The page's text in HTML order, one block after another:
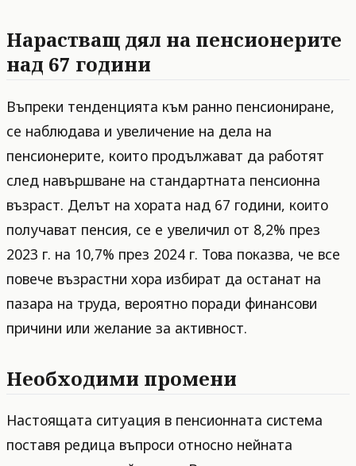
Нарастващ дял на пенсионерите
над 67 години
Въпреки тенденцията към ранно пенсиониране,
се наблюдава и увеличение на дела на
пенсионерите, които продължават да работят
след навършване на стандартната пенсионна
възраст. Делът на хората над 67 години, които
получават пенсия, се е увеличил от 8,2% през
2023 г. на 10,7% през 2024 г. Това показва, че все
повече възрастни хора избират да останат на
пазара на труда, вероятно поради финансови
причини или желание за активност.
Необходими промени
Настоящата ситуация в пенсионната система
поставя редица въпроси относно нейната